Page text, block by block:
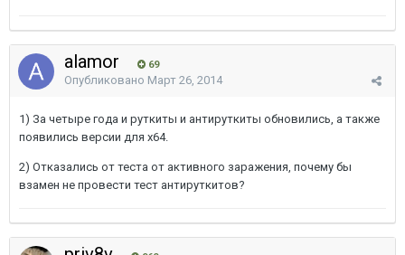
alamor 69
Опубликовано Март 26, 2014
1) За четыре года и руткиты и антируткиты обновились, а также
появились версии для х64.
2) Отказались от теста от активного заражения, почему бы
взамен не провести тест антируткитов?